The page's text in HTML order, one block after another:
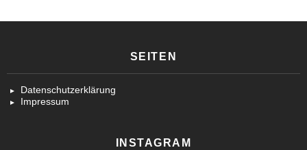
SEITEN
Datenschutzerklärung
Impressum
INSTAGRAM